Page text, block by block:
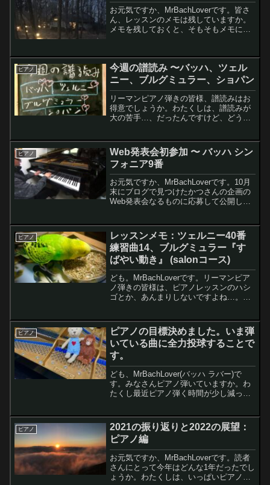
お元気ですか、MrBachLoverです。皆さ
ん、レッスンのメモは残していますか。
メモを残しておくと、そもそもメモにす
スン受けた気分になり、2度3度と楽しめ
ますのでおす...
ピアノ
今週の譜読み 〜バッハ、ツェル
ニー、ブルグミュラー、ショパン
リーマンピアノ弾きの皆様、譜読みはお
得意でしょうか。わたくしは、譜読みが
大の苦手…、だったんですけど、どうも
す。今回は最近の譜読みについて記して
みようと思います
ピアノ
Web発表会初参加 〜 バッハ シン
フォニア9番
お元気ですか、MrBachLoverです。10月
末にブログで見つけたかつさんの企画の
Web発表会なるものに応募して公開して
とてもありがたく思います。※ ずーと下
書きのま...
ピアノ
レッスンメモ：ツェルニー40番
練習曲14、ブルグミュラー『す
ばやい動き』 (salonコース)
ども。MrBachLoverです。リーマンピア
ノ弾きの皆様は、ピアノレッスンのハシ
ゴとか、あんまりしないですよね…。わ
コースに続いてsalonコースの...
ピアノ
ピアノの目標決めました。いま弾
いている曲に全力投球することで
す。
ども、MrBachLover(バッハ ラバー)で
す。みなさんピアノ弾いていますか。わ
たくし最近ピアノ弾く時間が少し減って
間/日ってところでしょうか。さて、今回
は大...
ピアノ
2021の振り返りと2022の展望：
ピアノ編
お元気ですか、MrBachLoverです。読者
さんにとって今年はどんな1年だったでし
ょうか。わたくしは、いっぱいピアノ練